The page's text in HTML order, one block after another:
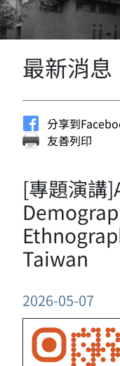
最新消息
分享到
友善列印
[專題演講
Taiwan
2026-05-07